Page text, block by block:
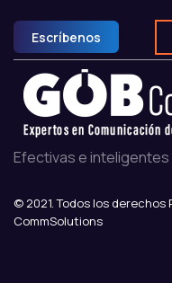
Escríbenos
Efectivas e
© 2021. Todos los
CommSolutions